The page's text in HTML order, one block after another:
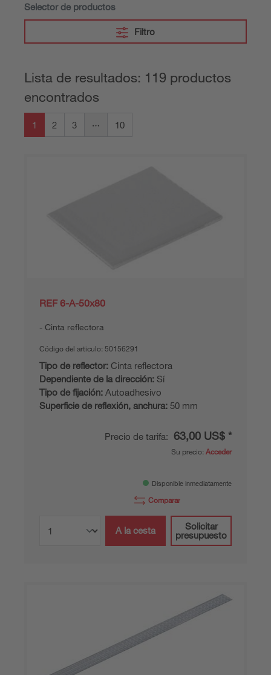
Selector de productos
Filtro
Lista de resultados: 119 productos
encontrados
1 2 3 10
REF 6-A-50x80
Cinta reflectora
Código del articulo: 50156291
Tipo de reflector: Cinta reflectora
Dependiente de la dirección: Sí
Tipo de fijación: Autoadhesivo
Superficie de reflexión, anchura: 50 mm
Precio de tarifa: 63,00 US$ *
Su precio: Acceder
Disponible inmediatamente
Comparar
A la cesta
Solicitar
presupuesto